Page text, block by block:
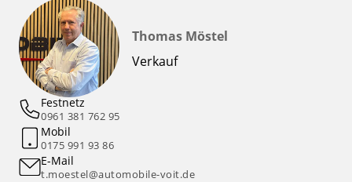
Thomas Möstel
Verkauf
Festnetz
0961 381 762 95
Mobil
0175 991 93 86
E-Mail
t.moestel@automobile-voit.de